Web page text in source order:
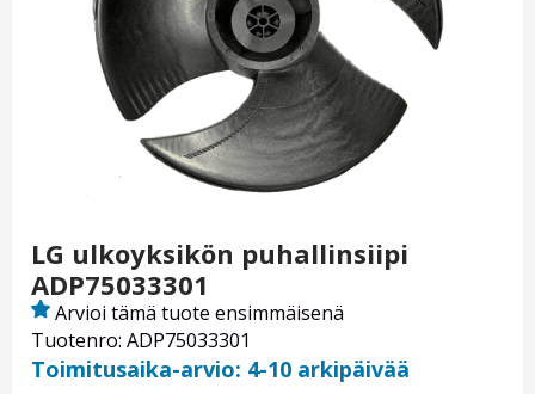
LG ulkoyksikön puhallinsiipi
ADP75033301
Tuotenro: ADP75033301
Arvioi tämä tuote ensimmäisenä
Toimitusaika-arvio: 4-10 arkipäivää